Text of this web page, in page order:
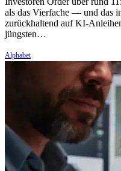
als das Vierfache — und das
zurückhaltend auf KI-
jüngsten…
Alphabet